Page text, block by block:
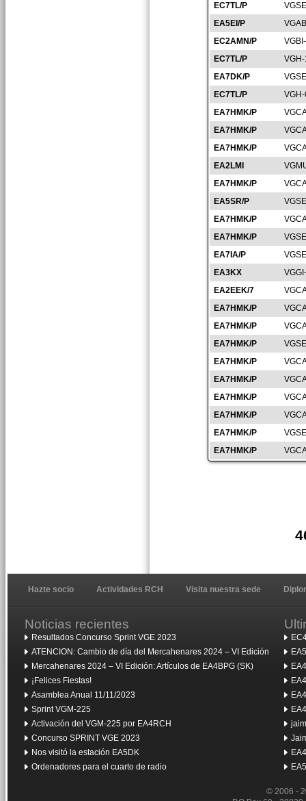
EC7TL/P
EA5EI/P
EC2AMN/P
EC7TL/P
EA7DK/P
EC7TL/P
EA7HMK/P
EA7HMK/P
EA7HMK/P
EA2LMI
EA7HMK/P
EA5SR/P
EA7HMK/P
EA7HMK/P
EA7IA/P
EA3KX
EA2EEK/7
EA7HMK/P
EA7HMK/P
EA7HMK/P
EA7HMK/P
EA7HMK/P
EA7HMK/P
EA7HMK/P
EA7HMK/P
EA7HMK/P
Hazte socio Actividades RCH Visita nuestra sede
Noticias recientes
Resultados Concurso Sprint VGE 2023
ATENCION: Cambio de día del Mercahenares 2024 – VI Edición
Mercahenares 2024 – VI Edición: Artículos de EA4BPG (SK)
¡Felices Fiestas!
Asamblea Anual 11/11/2023
Sprint VGM-225
Activación del VGM-225 por EA4RCH
Concurso SPRINT VGE 2023
Nos visitó la estación EA5DK
Ordenadores para el cuarto de radio
© 2006 -